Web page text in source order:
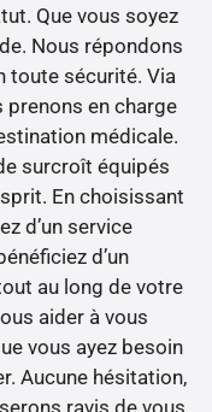
Que vous soyez
Nous répondons
toute sécurité. Via
prenons en charge
médicale.
surcroît équipés
En choisissant
d’un service
d’un
au long de votre
aider à vous
vous ayez besoin
Aucune hésitation,
ravis de vous